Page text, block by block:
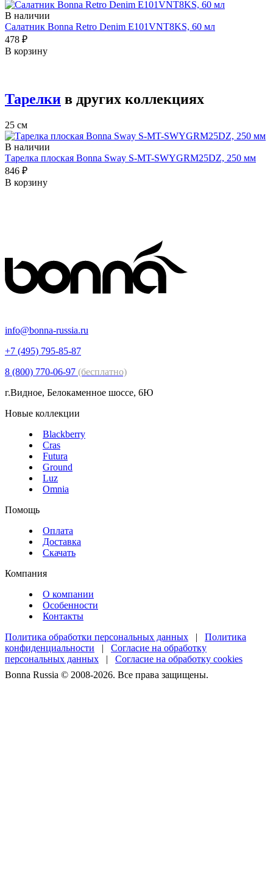
В наличии
Салатник Bonna Retro Denim E101VNT8KS, 60 мл
478 ₽
В корзину
Тарелки в других коллекциях
25 см
В наличии
Тарелка плоская Bonna Sway S-MT-SWYGRM25DZ, 250 мм
846 ₽
В корзину
info@bonna-russia.ru
+7 (495) 795-85-87
8 (800) 770-06-97 (бесплатно)
г.Видное, Белокаменное шоссе, 6Ю
Новые коллекции
Blackberry
Cras
Futura
Ground
Luz
Omnia
Помощь
Оплата
Доставка
Скачать
Компания
О компании
Особенности
Контакты
Политика обработки персональных данных | Политика
конфиденциальности | Согласие на обработку
персональных данных | Согласие на обработку cookies
Bonna Russia © 2008-2026. Все права защищены.